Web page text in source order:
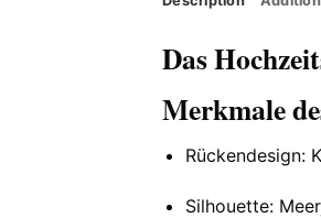
Das
Merkmale
Rückendesign:
Silhouette: